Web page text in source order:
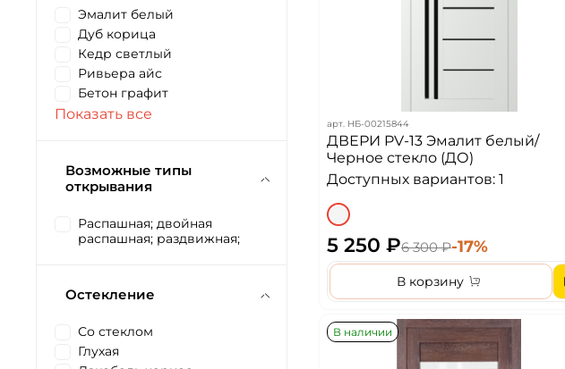
арт. НБ-00215844
ДВЕРИ PV-13 Эмалит белый/
Черное стекло (ДО)
Доступных вариантов: 1
5 250 ₽6 300 ₽-17%
В корзину
В наличии
Эмалит белый
Дуб корица
Кедр светлый
Ривьера айс
Бетон графит
Показать все
Возможные типы
открывания
Распашная; двойная
распашная; раздвижная;
Остекление
Со стеклом
Глухая